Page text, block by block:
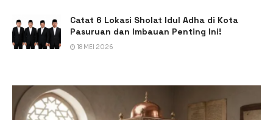
Catat 6 Lokasi Sholat Idul Adha di Kota
Pasuruan dan Imbauan Penting Ini!
18 MEI 2026